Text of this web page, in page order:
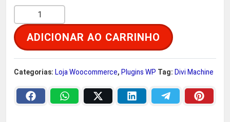
l
e
r
R
i
v
M
ADICIONAR AO CARRINHO
Categorias: Loja Woocommerce, Plugins WP Tag: Divi Machine